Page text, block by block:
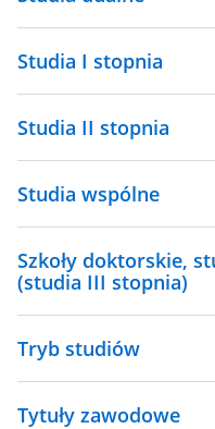
Studia I stopnia
Studia II stopnia
Studia wspólne
Szkoły doktorskie,
(studia III stopnia)
Tryb studiów
Tytuły zawodowe